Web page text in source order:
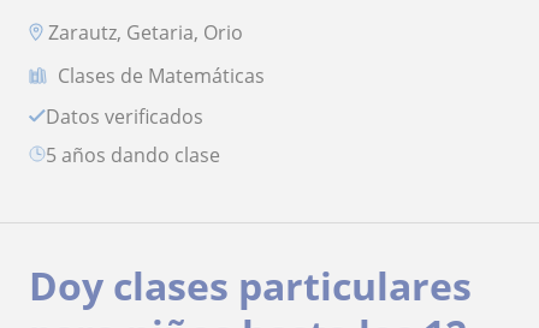
Zarautz, Getaria, Orio
Clases de Matemáticas
Datos verificados
5 años dando clase
Doy clases particulares